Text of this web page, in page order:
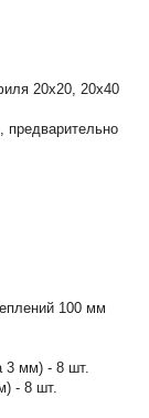
20х20, 20х40
100 мм
3 мм) - 8 шт.
- 8 шт.